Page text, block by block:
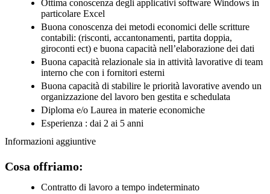
Ottima conoscenza degli applicativi software Windows in
particolare Excel
Buona conoscenza dei metodi economici delle scritture
contabili: (risconti, accantonamenti, partita doppia,
giroconti ect) e buona capacità nell’elaborazione dei dati
Buona capacità relazionale sia in attività lavorative di team
interno che con i fornitori esterni
Buona capacità di stabilire le priorità lavorative avendo un
organizzazione del lavoro ben gestita e schedulata
Diploma e/o Laurea in materie economiche
Esperienza : dai 2 ai 5 anni
Informazioni aggiuntive
Cosa offriamo:
Contratto di lavoro a tempo indeterminato